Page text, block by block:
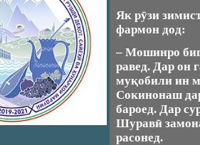
Як рӯзи
фармон дод:
– Мошинро
равед. Дар он
муқобили ин
Сокинонаш
бароед. Дар
Шуравӣ
расонед.